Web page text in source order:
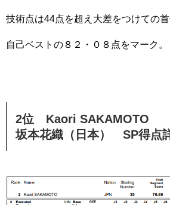
技術点は44点を超え大差をつけての首
自己ベストの８２・０８点をマーク。
2位 Kaori SAKAMOTO
坂本花織（日本） SP得点